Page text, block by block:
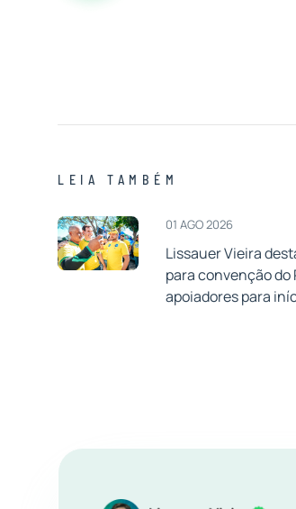
LEIA TAMBÉM
01 AGO 2026
Lissauer Vieira
para convenção do
apoiadores para